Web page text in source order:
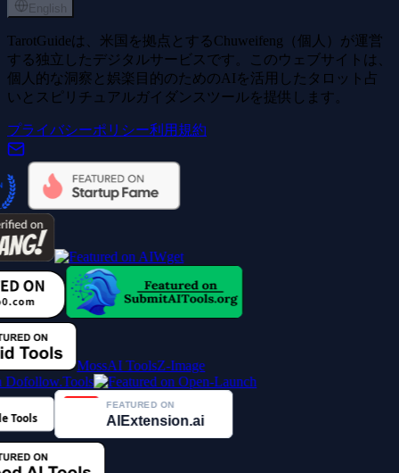
English
TarotGuideは、米国を拠点とするChuweifeng（個人）が運営
する独立したデジタルサービスです。このウェブサイトは、
個人的な洞察と娯楽目的のためのAIを活用したタロット占
いとスピリチュアルガイダンスツールを提供します。
プライバシーポリシー利用規約
MossAI ToolsZ-Image